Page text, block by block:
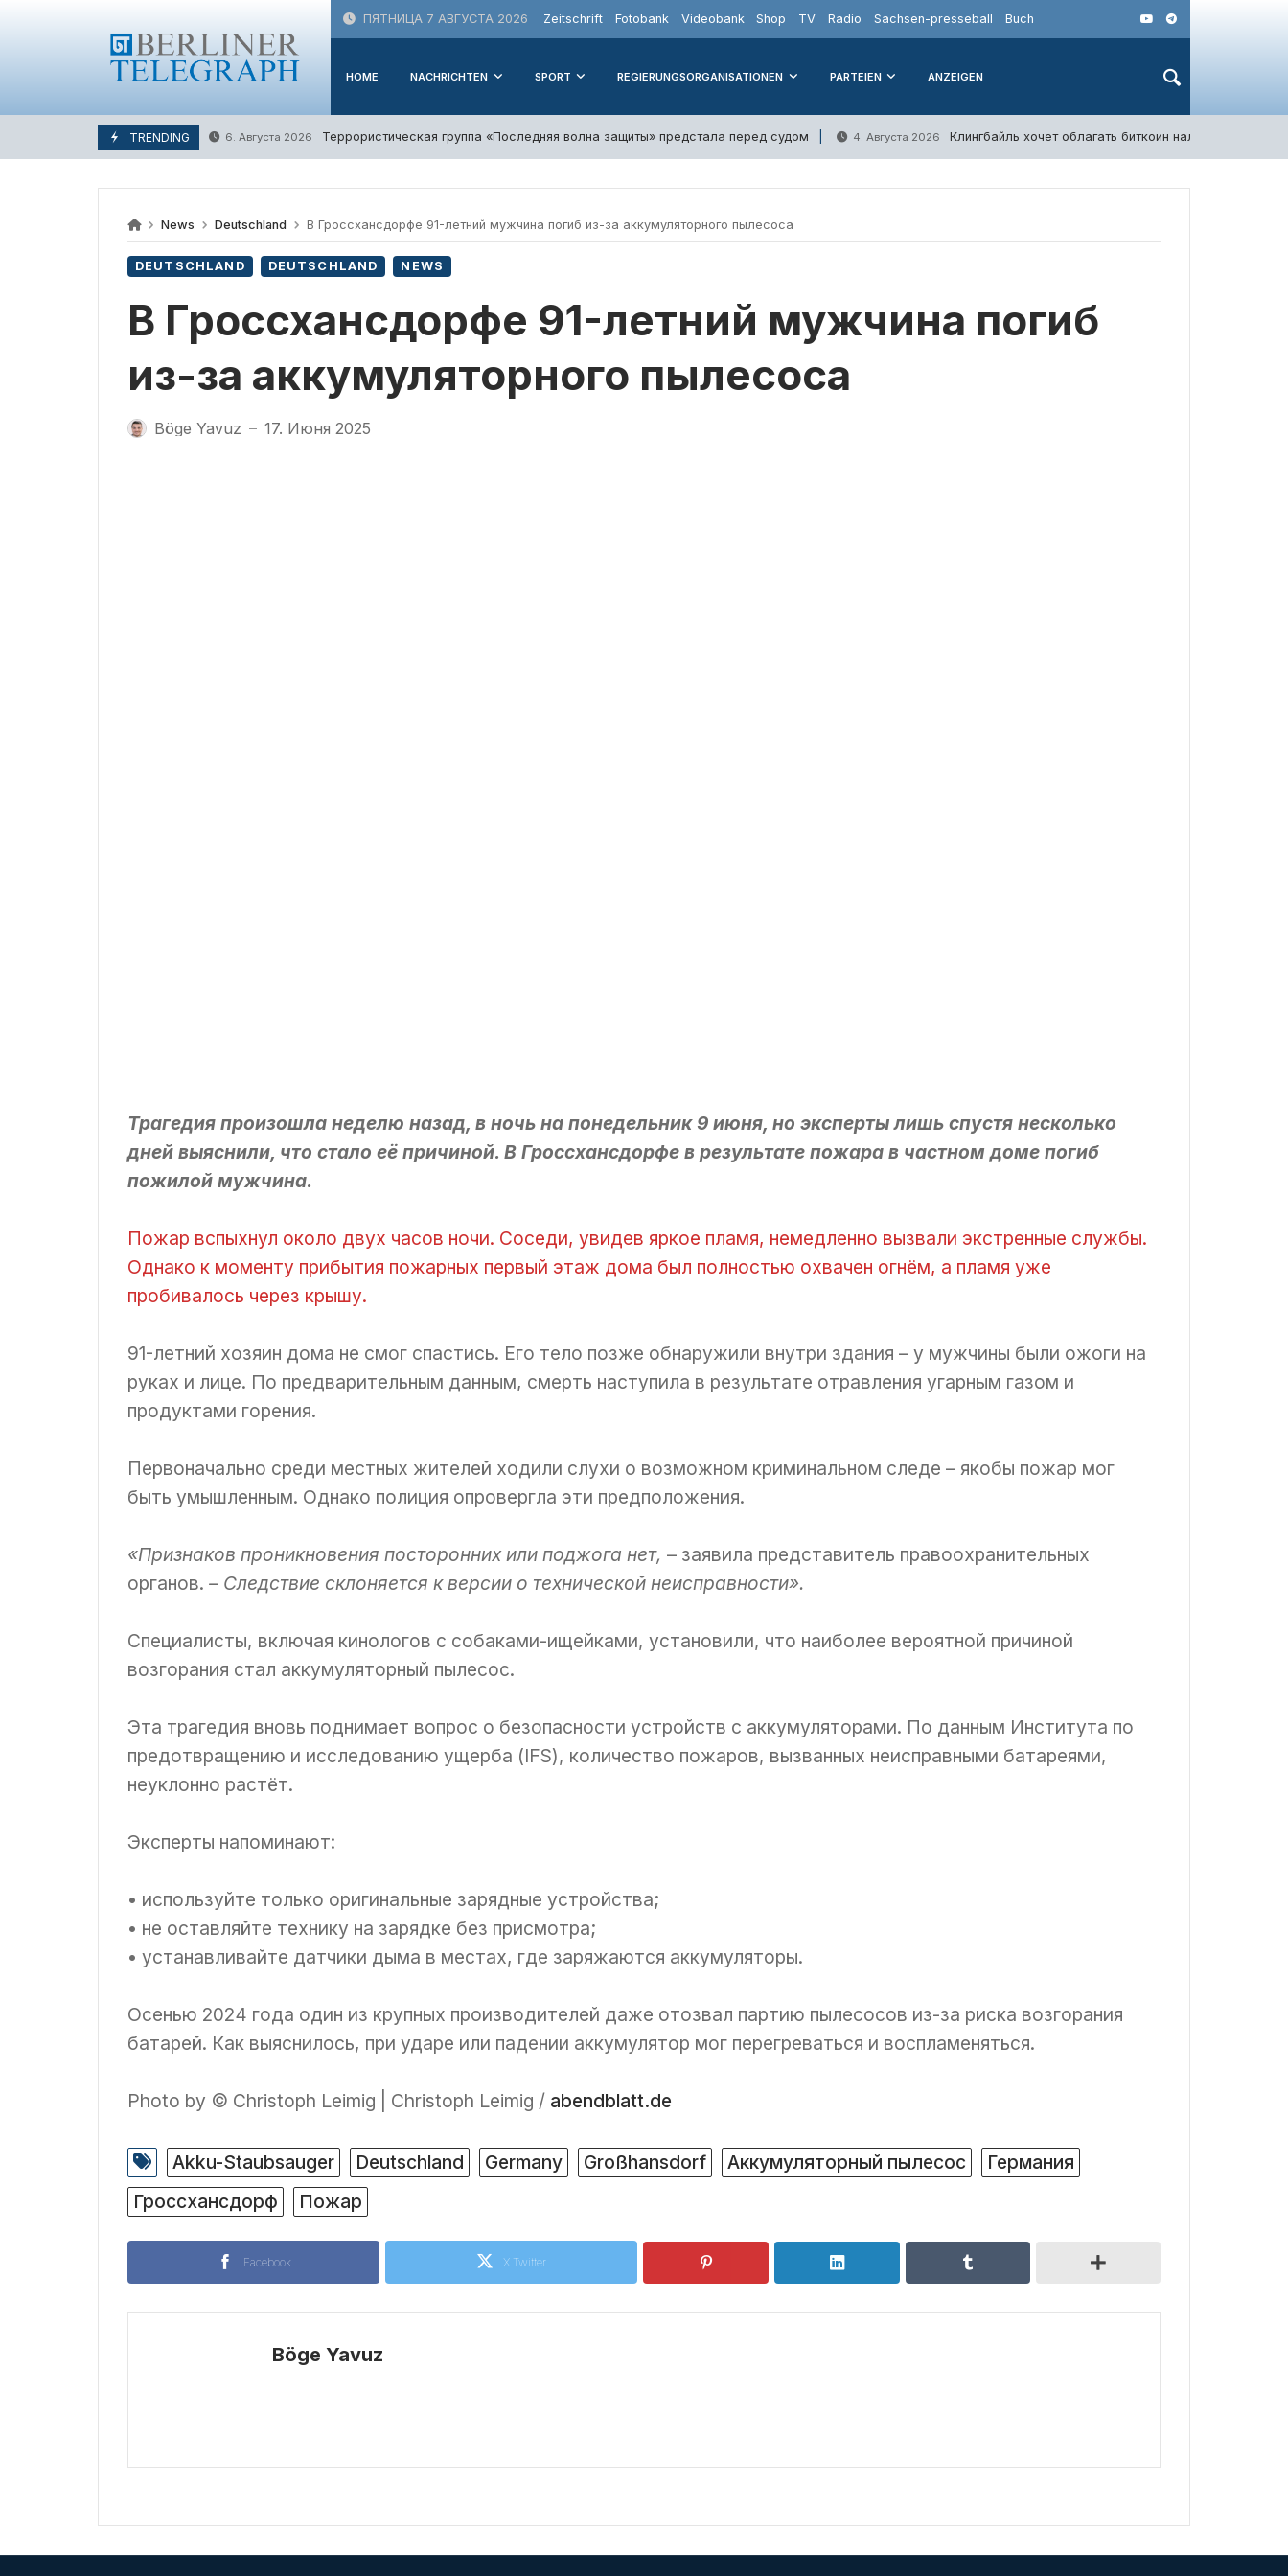
ПЯТНИЦА 7 АВГУСТА 2026 Zeitschrift Fotobank Videobank Shop TV Radio Sachsen-presseball Buch
HOME NACHRICHTEN SPORT REGIERUNGSORGANISATIONEN PARTEIEN ANZEIGEN
TRENDING 6. Августа 2026 Террористическая группа «Последняя волна защиты» предстала перед судом 4. Августа 2026 Клингбайль хочет облагать биткоин налогом как акции
News Deutschland В Гроссхансдорфе 91-летний мужчина погиб из-за аккумуляторного пылесоса
DEUTSCHLAND DEUTSCHLAND NEWS
В Гроссхансдорфе 91-летний мужчина погиб
из-за аккумуляторного пылесоса
Böge Yavuz — 17. Июня 2025
Трагедия произошла неделю назад, в ночь на понедельник 9 июня, но эксперты лишь спустя несколько
дней выяснили, что стало её причиной. В Гроссхансдорфе в результате пожара в частном доме погиб
пожилой мужчина.
Пожар вспыхнул около двух часов ночи. Соседи, увидев яркое пламя, немедленно вызвали экстренные службы.
Однако к моменту прибытия пожарных первый этаж дома был полностью охвачен огнём, а пламя уже
пробивалось через крышу.
91-летний хозяин дома не смог спастись. Его тело позже обнаружили внутри здания – у мужчины были ожоги на
руках и лице. По предварительным данным, смерть наступила в результате отравления угарным газом и
продуктами горения.
Первоначально среди местных жителей ходили слухи о возможном криминальном следе – якобы пожар мог
быть умышленным. Однако полиция опровергла эти предположения.
«Признаков проникновения посторонних или поджога нет, – заявила представитель правоохранительных
органов. – Следствие склоняется к версии о технической неисправности».
Специалисты, включая кинологов с собаками-ищейками, установили, что наиболее вероятной причиной
возгорания стал аккумуляторный пылесос.
Эта трагедия вновь поднимает вопрос о безопасности устройств с аккумуляторами. По данным Института по
предотвращению и исследованию ущерба (IFS), количество пожаров, вызванных неисправными батареями,
неуклонно растёт.
Эксперты напоминают:
• используйте только оригинальные зарядные устройства;
• не оставляйте технику на зарядке без присмотра;
• устанавливайте датчики дыма в местах, где заряжаются аккумуляторы.
Осенью 2024 года один из крупных производителей даже отозвал партию пылесосов из-за риска возгорания
батарей. Как выяснилось, при ударе или падении аккумулятор мог перегреваться и воспламеняться.
Photo by © Christoph Leimig | Christoph Leimig / abendblatt.de
Akku-Staubsauger Deutschland Germany Großhansdorf Аккумуляторный пылесос
Германия
Гроссхансдорф
Пожар
Facebook X Twitter
Böge Yavuz